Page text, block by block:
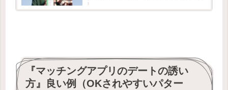
『マッチングアプリのデートの誘い
方』良い例（OKされやすいパター